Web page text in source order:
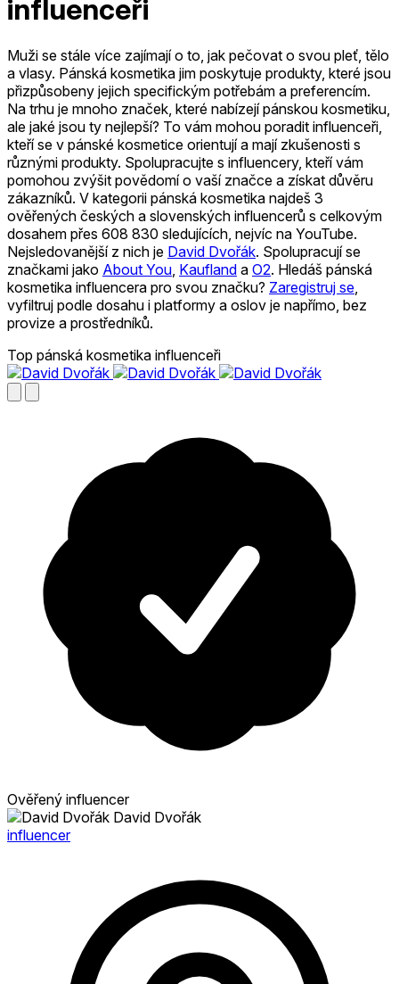
influenceři
Muži se stále více zajímají o to, jak pečovat o svou pleť, tělo
a vlasy. Pánská kosmetika jim poskytuje produkty, které jsou
přizpůsobeny jejich specifickým potřebám a preferencím.
Na trhu je mnoho značek, které nabízejí pánskou kosmetiku,
ale jaké jsou ty nejlepší? To vám mohou poradit influenceři,
kteří se v pánské kosmetice orientují a mají zkušenosti s
různými produkty. Spolupracujte s influencery, kteří vám
pomohou zvýšit povědomí o vaší značce a získat důvěru
zákazníků. V kategorii pánská kosmetika najdeš 3
ověřených českých a slovenských influencerů s celkovým
dosahem přes 608 830 sledujících, nejvíc na YouTube.
Nejsledovanější z nich je David Dvořák. Spolupracují se
značkami jako About You Kaufland a O2. Hledáš pánská
kosmetika influencera pro svou značku? Zaregistruj se
vyfiltruj podle dosahu i platformy a oslov je napřímo, bez
provize a prostředníků.
Top pánská kosmetika influenceři
Ověřený influencer
David Dvořák
influencer